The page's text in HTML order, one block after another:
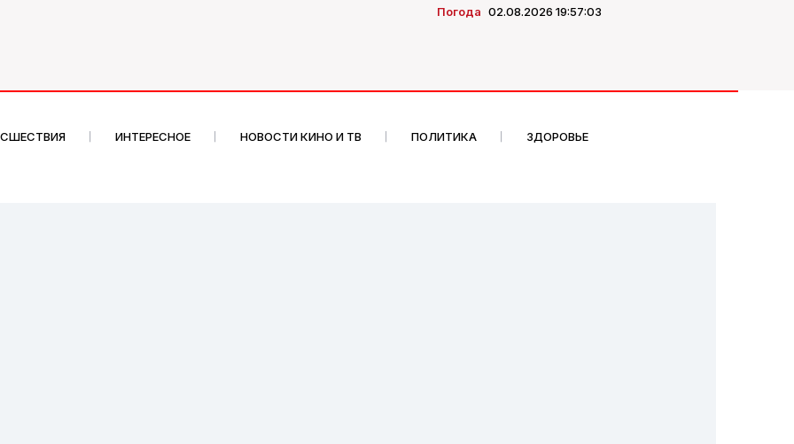
Погода 02.08.2026 19:57:03
ИНТЕРЕСНОЕ НОВОСТИ КИНО И ТВ ПОЛИТИКА ЗДОРОВЬЕ